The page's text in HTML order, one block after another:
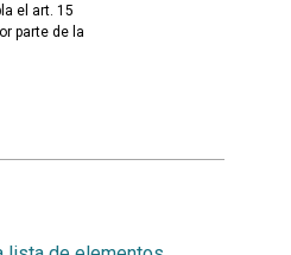
el art. 15
parte de la